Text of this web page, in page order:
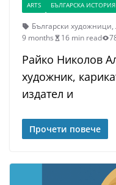
ARTS БЪЛГАРСКА ИСТОРИЯ
Български художници,
9 months
16 min read
Райко Николов
художник,
издател и
Прочети повече